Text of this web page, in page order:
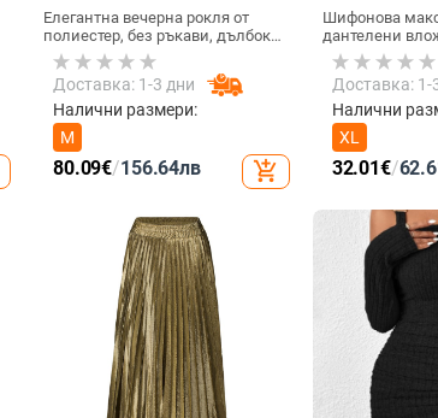
Елегантна вечерна рокля от
полиестер, без ръкави, дълбоко
V-образно деколте, висока
талия, дълга пола
Доставка: 1-3 дни
Налични размери:
M
80.09€/156.64лв add_shopping_cart
Шифонова
дантелени
детайл, А-
кръгло
Доставка: 1-
Налични
XL
32.01€/